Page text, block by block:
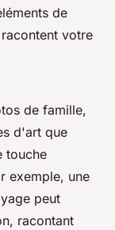
de
votre
de famille,
d'art que
touche
exemple, une
peut
racontant